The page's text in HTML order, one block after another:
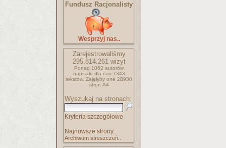
Fundusz Racjonalisty
Wesprzyj nas..
Zarejestrowaliśmy
295.814.261wizyt
Ponad 1062 autorów
napisało dla nas 7343
tekstów. Zajęłyby one 28930
stron A4
Wyszukaj na stronach:
Kryteria szczegółowe
Najnowsze strony..
Archiwum streszczeń..